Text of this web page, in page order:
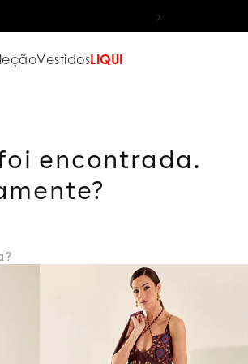
VestidosLIQUI
encontrada.